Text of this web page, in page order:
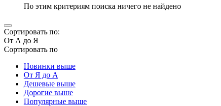
По этим критериям поиска ничего не найдено
Сортировать по:
От А до Я
Сортировать по
Новинки выше
От Я до А
Дешевые выше
Дорогие выше
Популярные выше